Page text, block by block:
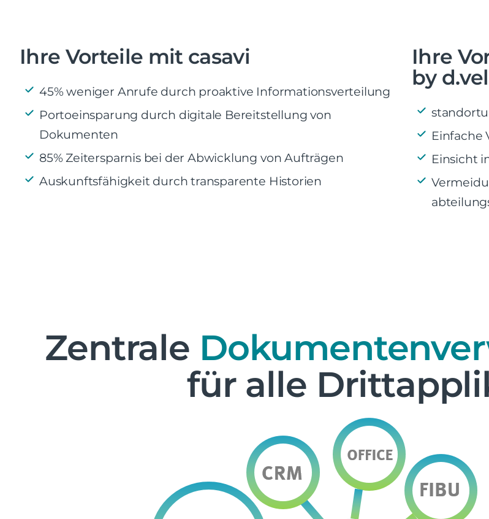
Ihre Vorteile mit casavi
45% weniger Anrufe durch proaktive Informationsverteilung
Portoeinsparung durch digitale Bereitstellung von
Dokumenten
85% Zeitersparnis bei der Abwicklung von Aufträgen
Auskunftsfähigkeit durch transparente Historien
Ihre
by
Einfache
Einsicht
Zentrale
für alle